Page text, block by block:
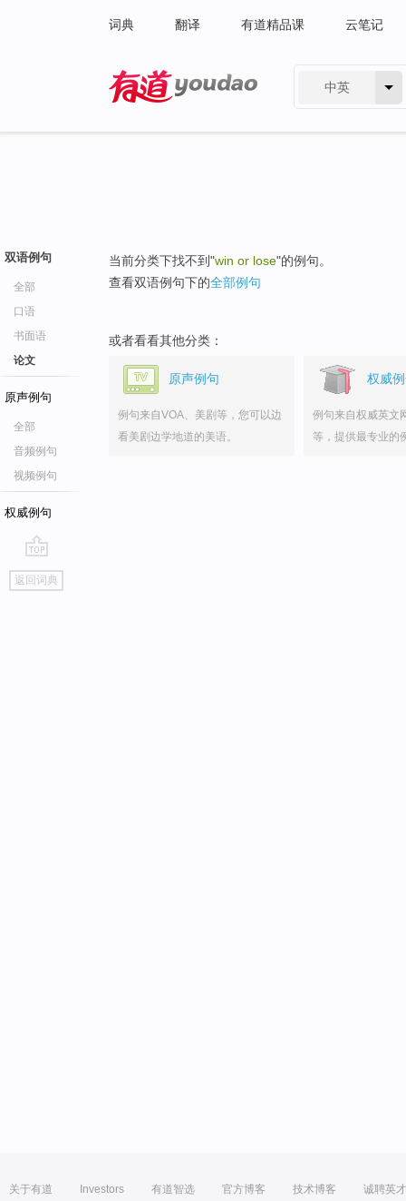
词典 翻译 有道精品课 云笔记
中英
双语例句
全部
口语
书面语
论文
原声例句
全部
音频例句
视频例句
权威例句
go
top
返回词典
当前分类下找不到"win or lose"的例句。
查看双语例句下的全部例句
或者看看其他分类：
原声例句
例句来自VOA、美剧等，您可以边
看美剧边学地道的美语。
权威
例句来自权威英文
等，提供最专业的
关于有道 Investors 有道智选 官方博客 技术博客 诚聘英才